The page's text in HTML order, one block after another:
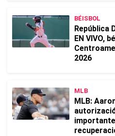
BÉISBOL
República
EN VIVO,
2026
MLB
MLB: